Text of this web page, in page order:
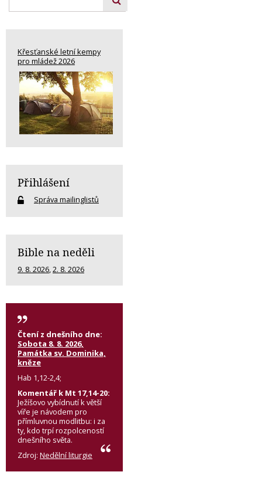
Křesťanské letní kempy
pro mládež 2026
Přihlášení
Správa mailinglistů
Bible na neděli
9. 8. 2026,2. 8. 2026
Čtení z dnešního dne:
Sobota 8. 8. 2026,
Památka sv. Dominika,
kněze
Hab 1,12-2,4;
Komentář k Mt 17,14-20:
Ježíšovo vybídnutí k větší
víře je návodem pro
přímluvnou modlitbu: i za
ty, kdo trpí rozpolceností
dnešního světa.
Zdroj: Nedělní liturgie